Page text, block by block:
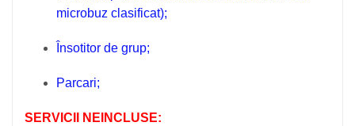
microbuz clasificat);
Însotitor de grup;
Parcari;
SERVICII NEINCLUSE: